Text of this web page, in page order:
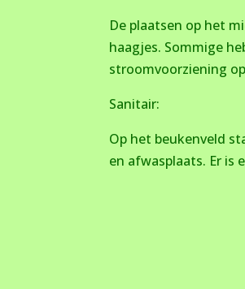
De plaatsen op het
haagjes. Sommige
stroomvoorziening
Sanitair:
Op het beukenveld
en afwasplaats. Er is